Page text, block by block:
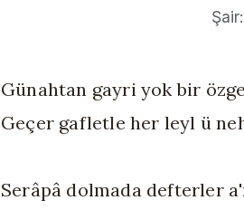
Şair:
Günahtan gayri yok bir
Geçer gafletle her leyl ü
Serâpâ dolmada defterler